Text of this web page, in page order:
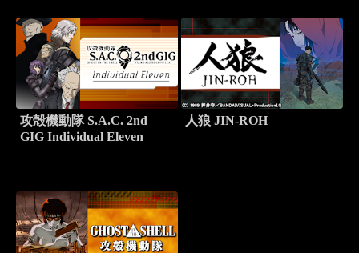
攻殻機動隊 S.A.C. 2nd
GIG Individual Eleven
人狼 JIN-ROH